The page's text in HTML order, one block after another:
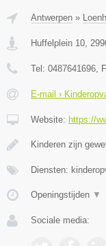
Antwerpen »
Huffelplein 10
Tel: 0487641696 ,
E-mail ›
Website: https://
Kinderen zijn
Diensten:
Openingstijden ▼
Sociale media: